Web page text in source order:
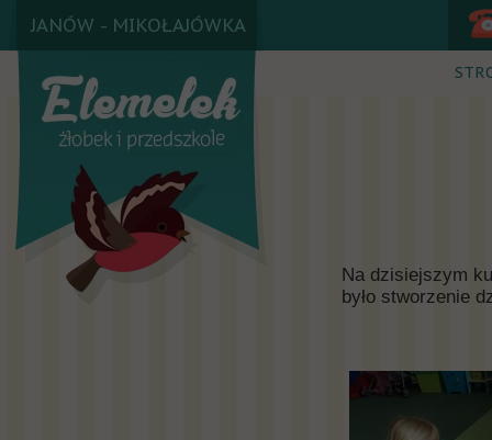
JANÓW - MIKOŁAJÓWKA
Na dzisiejszym
było stworzenie